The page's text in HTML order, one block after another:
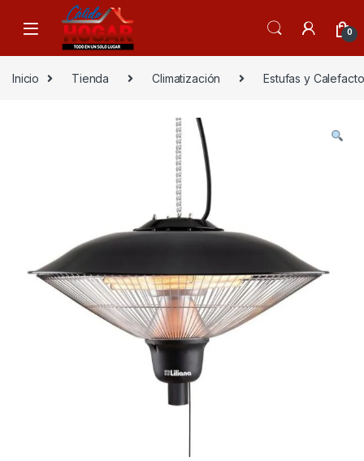
Skip to navigation
Skip to content
0
Inicio Tienda Climatización Estufas y